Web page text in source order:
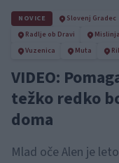
NOVICE Slovenj Gradec
Radlje ob Dravi
Mislinja
Vuzenica
Muta
VIDEO:
težko redko
doma
Mlad oče Alen je